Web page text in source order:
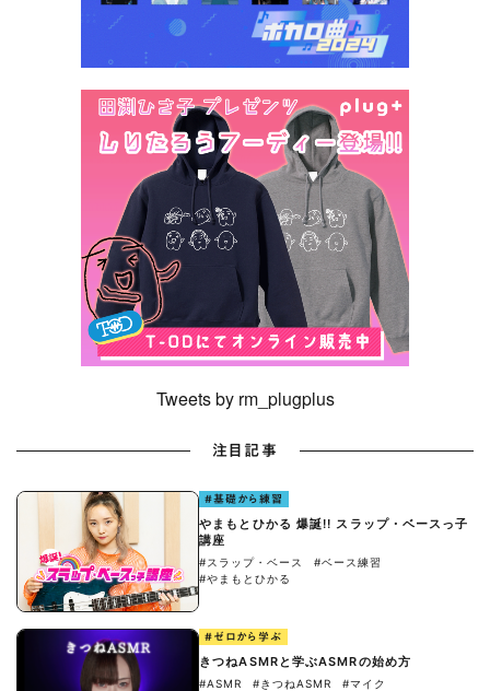
Tweets by rm_plugplus
注目記事
#基礎から練習
やまもとひかる 爆誕!! スラップ・ベースっ子
講座
#スラップ・ベース
#ベース練習
#やまもとひかる
#ゼロから学ぶ
きつねASMRと学ぶASMRの始め方
#ASMR #きつねASMR #マイク